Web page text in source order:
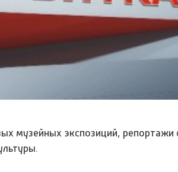
музейных экспозиций, репортажи